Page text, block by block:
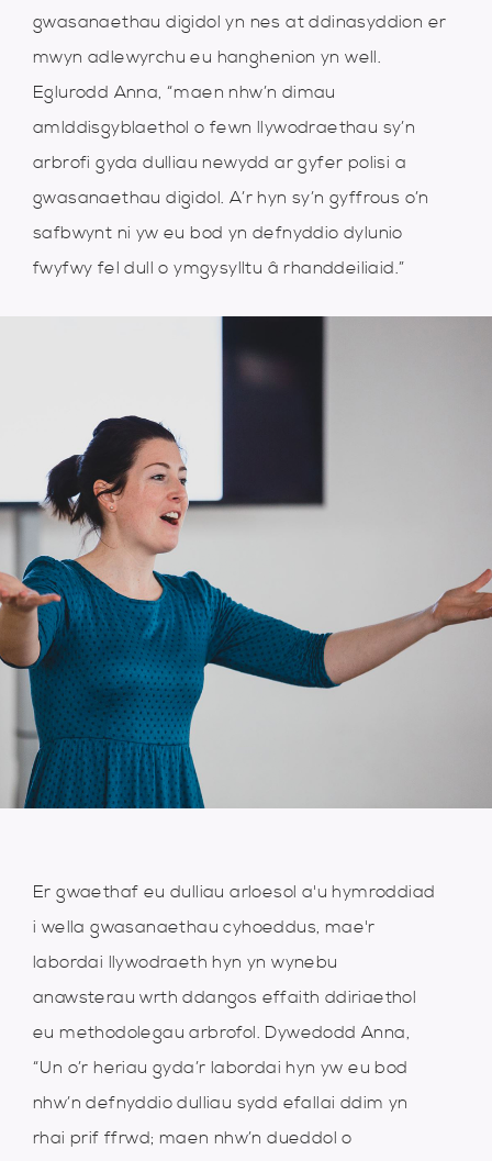
gwasanaethau digidol yn nes at ddinasyddion er
mwyn adlewyrchu eu hanghenion yn well.
Eglurodd Anna, “maen nhw’n dimau
amlddisgyblaethol o fewn llywodraethau sy’n
arbrofi gyda dulliau newydd ar gyfer polisi a
gwasanaethau digidol. A’r hyn sy’n gyffrous o’n
safbwynt ni yw eu bod yn defnyddio dylunio
fwyfwy fel dull o ymgysylltu â rhanddeiliaid.”
Er gwaethaf eu dulliau arloesol a'u hymroddiad
i wella gwasanaethau cyhoeddus, mae'r
labordai llywodraeth hyn yn wynebu
anawsterau wrth ddangos effaith ddiriaethol
eu methodolegau arbrofol. Dywedodd Anna,
“Un o’r heriau gyda’r labordai hyn yw eu bod
nhw’n defnyddio dulliau sydd efallai ddim yn
rhai prif ffrwd; maen nhw’n dueddol o